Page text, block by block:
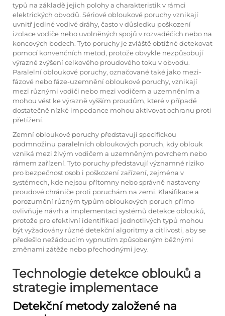
typů na základě jejich polohy a charakteristik v rámci
elektrických obvodů. Sériové obloukové poruchy vznikají
uvnitř jediné vodivé dráhy, často v důsledku poškození
izolace vodiče nebo uvolněných spojů v rozvaděčích nebo na
koncových bodech. Tyto poruchy je zvláště obtížné detekovat
pomocí konvenčních metod, protože obvykle nezpůsobují
výrazné zvýšení celkového proudového toku v obvodu.
Paralelní obloukové poruchy, označované také jako mezi-
fázové nebo fáze-uzemnění obloukové poruchy, vznikají
mezi různými vodiči nebo mezi vodičem a uzemněním a
mohou vést ke výrazně vyšším proudům, které v případě
dostatečně nízké impedance mohou aktivovat ochranu proti
přetížení.
Zemní obloukové poruchy představují specifickou
podmnožinu paralelních obloukových poruch, kdy oblouk
vzniká mezi živým vodičem a uzemněným povrchem nebo
rámem zařízení. Tyto poruchy představují významné riziko
pro bezpečnost osob i poškození zařízení, zejména v
systémech, kde nejsou přítomny nebo správně nastaveny
proudové chrániče proti poruchám na zemi. Klasifikace a
porozumění různým typům obloukových poruch přímo
ovlivňuje návrh a implementaci systémů detekce oblouků,
protože pro efektivní identifikaci jednotlivých typů mohou
být vyžadovány různé detekční algoritmy a citlivosti, aby se
předešlo nežádoucím vypnutím způsobeným běžnými
změnami zátěže nebo přechodnými jevy.
Technologie detekce oblouků a
strategie implementace
Detekční metody založené na